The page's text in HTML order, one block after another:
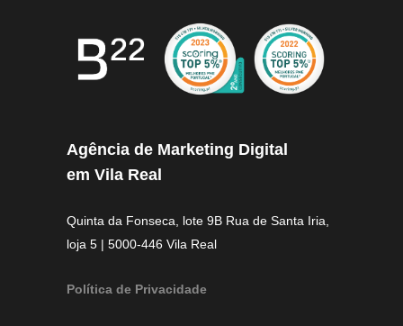
Agência de Marketing Digital
em Vila Real
Quinta da Fonseca, lote 9B Rua de Santa Iria,
loja 5 | 5000-446 Vila Real
Política de Privacidade